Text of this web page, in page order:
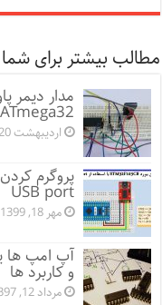
مطالب بیشتر برای شما
ATmega32
اردیبهشت 20, 1400
USB port
مهر 18, 1399
آپ امپ ها
و کاربرد ها
مرداد 12, 1397